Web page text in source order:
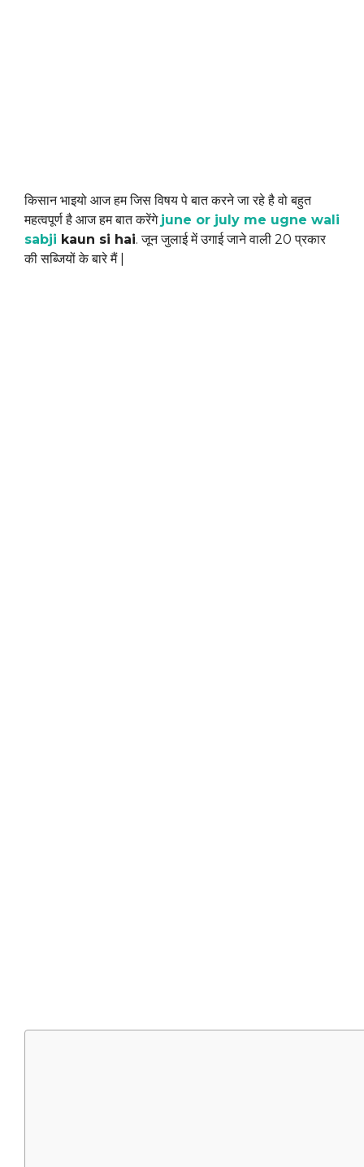
किसान भाइयो आज हम जिस विषय पे बात करने जा रहे है वो बहुत
महत्वपूर्ण है आज हम बात करेंगे june or july me ugne wali
sabji kaun si hai. जून जुलाई में उगाई जाने वाली 20 प्रकार
की सब्जियों के बारे मैं |